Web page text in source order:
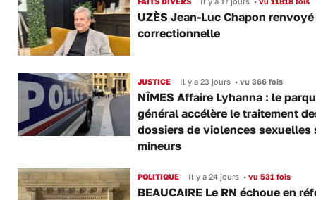
UZÈS Jean-Luc Chapon renvoyé
correctionnelle
JUSTICE Il y a 23 jours •vu 366 fois
NÎMES Affaire Lyhanna : le
général accélère le traitement
dossiers de violences sexuelles
mineurs
POLITIQUE Il y a 24 jours •vu 531 fois
BEAUCAIRE Le RN échoue en